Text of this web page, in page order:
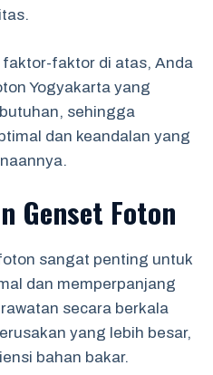
faktor di atas, Anda
Yogyakarta yang
sehingga
dan keandalan yang
Genset Foton
sangat penting untuk
dan memperpanjang
secara berkala
yang lebih besar,
bahan bakar.